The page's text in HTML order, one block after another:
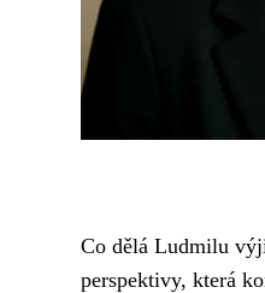
Co dělá Ludmilu
perspektivy, která